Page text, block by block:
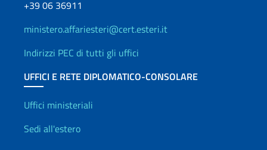
+39 06 36911
ministero.affariesteri@cert.esteri.it
Indirizzi PEC di tutti gli uffici
UFFICI E RETE DIPLOMATICO-CONSOLARE
Uffici e Rete diplomatica
Uffici ministeriali
Sedi all'estero